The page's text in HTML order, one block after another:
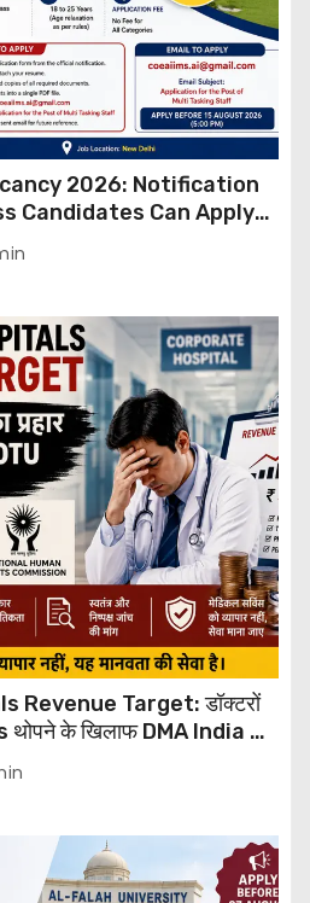
2026: Notification
Candidates Can Apply
Target: डॉक्टरों
के खिलाफ DMA India का
जांच की मांग